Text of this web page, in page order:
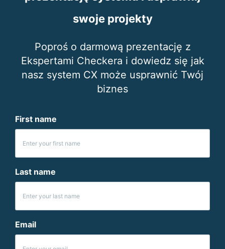
swoje projekty
Poproś o darmową prezentację z
Ekspertami Checkera i dowiedz się jak
nasz system CX może usprawnić Twój
biznes
First name
Last name
Email